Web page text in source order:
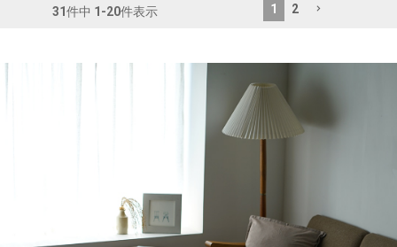
31件中 1 -20件表示 1 2